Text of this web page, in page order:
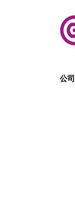
公司